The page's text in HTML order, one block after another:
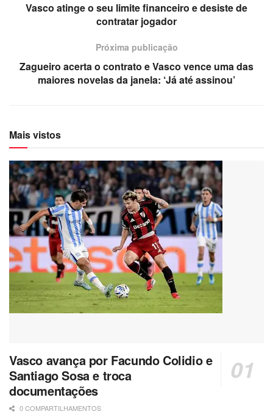
Vasco atinge o seu limite financeiro e desiste de
contratar jogador
Próxima publicação
Zagueiro acerta o contrato e Vasco vence uma das
maiores novelas da janela: ‘Já até assinou’
Mais vistos
Vasco avança por Facundo Colidio e
Santiago Sosa e troca
documentações
0 COMPARTILHAMENTOS